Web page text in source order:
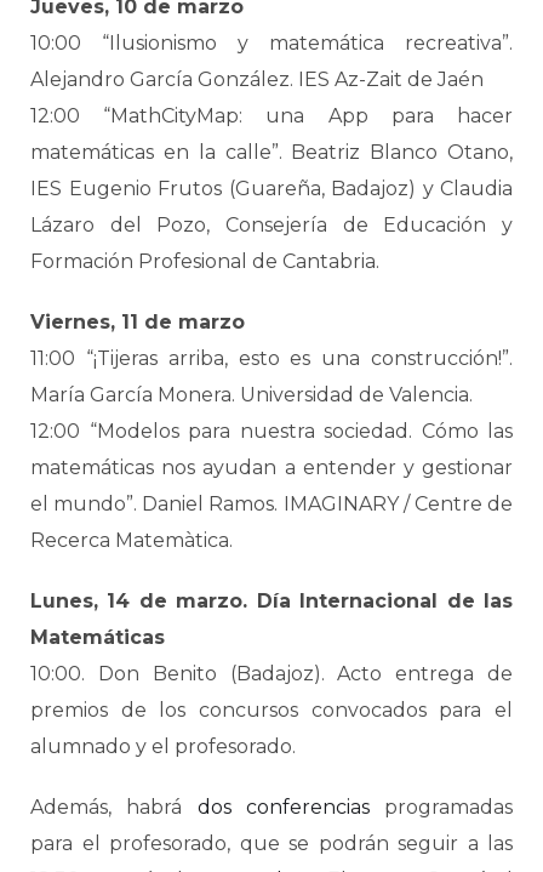
Jueves, 10 de marzo
10:00 “Ilusionismo y matemática recreativa”.
Alejandro García González. IES Az-Zait de Jaén
12:00 “MathCityMap: una App para hacer
matemáticas en la calle”. Beatriz Blanco Otano,
IES Eugenio Frutos (Guareña, Badajoz) y Claudia
Lázaro del Pozo, Consejería de Educación y
Formación Profesional de Cantabria.
Viernes, 11 de marzo
11:00 “¡Tijeras arriba, esto es una construcción!”.
María García Monera. Universidad de Valencia.
12:00 “Modelos para nuestra sociedad. Cómo las
matemáticas nos ayudan a entender y gestionar
el mundo”. Daniel Ramos. IMAGINARY / Centre de
Recerca Matemàtica.
Lunes, 14 de marzo. Día Internacional de las
Matemáticas
10:00. Don Benito (Badajoz). Acto entrega de
premios de los concursos convocados para el
alumnado y el profesorado.
Además, habrá dos conferenciasprogramadas
para el profesorado, que se podrán seguir a las